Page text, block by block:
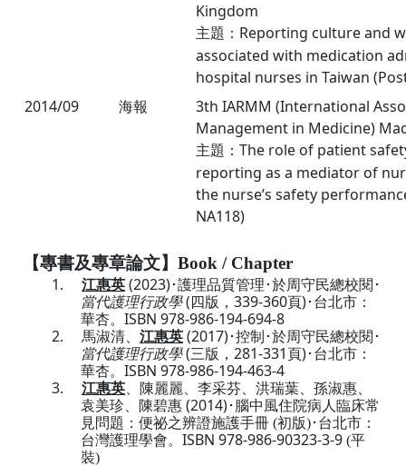
Kingdom
主題： Reporting culture and
associated with medication
hospital nurses in Taiwan
2014/09
海報
3th IARMM (International
Management in Medicine)
主題： The role of patient
reporting as a mediator of
the nurse’s safety
NA118)
【專書及專章論文】 Book / Chapter
1. 江惠英 (2023)･護理品質管理･於周守民總校閱･
當代護理行政學 ( 四版 ， 339-360頁)･台北市：
華杏。 ISBN 978-986-194-694-8
2.
馬淑清 江惠英 (2017)･控制･於周守民總校閱･
當代護理行政學(三版 ， 281-331 頁)･台北市：
華杏。 ISBN 978-986-194-463-4
3.
江惠英 陳麗麗 李采芬
洪瑞葉、孫淑惠、
袁美珍
陳碧惠 (2014)･ 腦中風住院病人臨床常
見問題：便祕之辨證施護手冊 (初版)･台北市：
台灣護理學會。 ISBN 978-986-90323-3-9 (平
裝)